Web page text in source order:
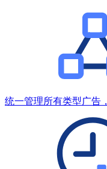
统一管理所有类型广告